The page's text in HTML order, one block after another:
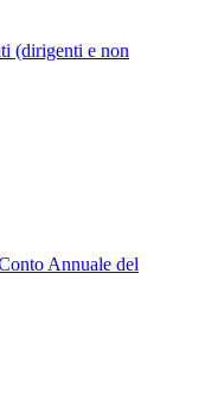
(dirigenti e non
Annuale del